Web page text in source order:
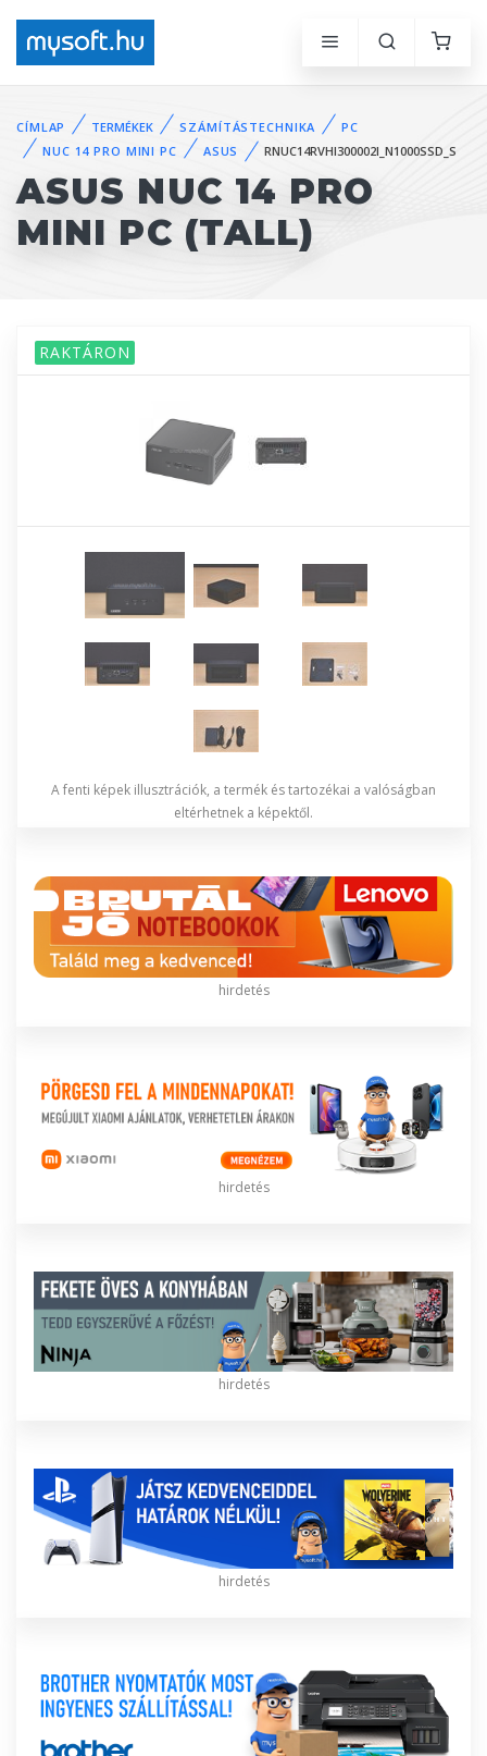
CÍMLAP TERMÉKEK SZÁMÍTÁSTECHNIKA
PC
NUC 14 PRO MINI PC
ASUS RNUC14RVHI300002I_N1000SSD_S
ASUS NUC 14 PRO
MINI PC (TALL)
RAKTÁRON
A fenti képek illusztrációk, a termék és tartozékai a valóságban
eltérhetnek a képektől.
hirdetés
hirdetés
hirdetés
hirdetés